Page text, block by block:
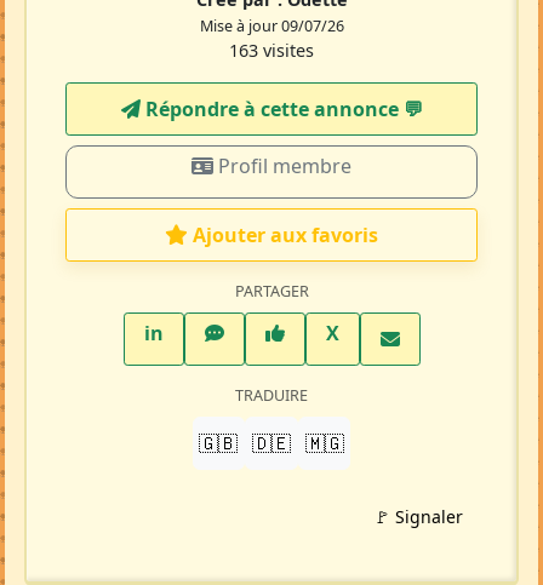
Mise à jour 09/07/26
163 visites
Répondre à cette annonce 💬​
Profil membre
Ajouter aux favoris
PARTAGER
inLinkedInWhatsAppFacebook
XTwitter X
TRADUIRE
🇬🇧 🇩🇪 🇲🇬
🚩 Signaler